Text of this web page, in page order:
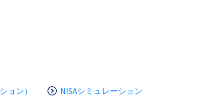
ョン）
NISAシミュレーション